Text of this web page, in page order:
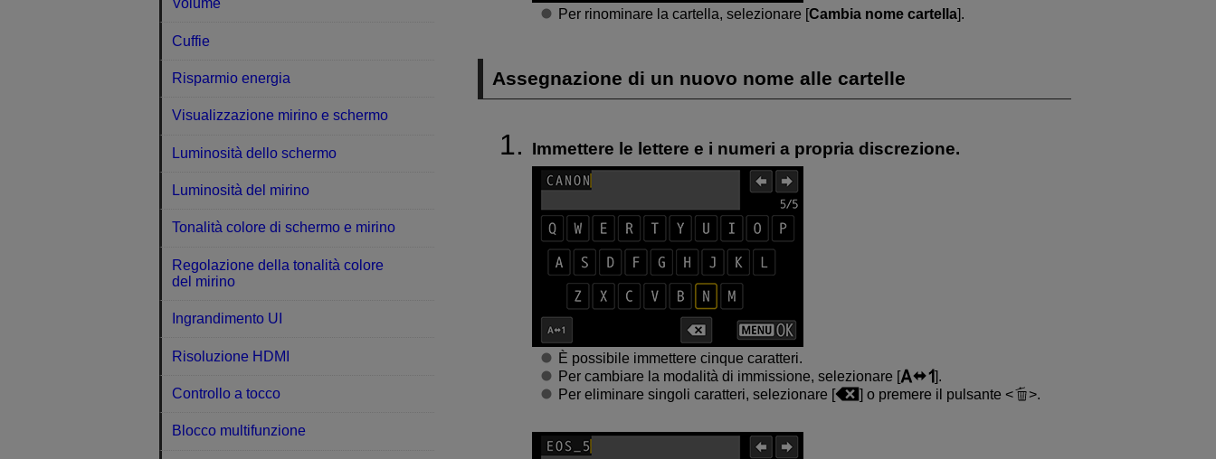
Per rinominare la cartella, selezionare [Cambia nome cartella].
Assegnazione di un nuovo nome alle cartelle
Immettere le lettere e i numeri a propria discrezione.
È possibile immettere cinque caratteri.
Per cambiare la modalità di immissione, selezionare [
].
Per eliminare singoli caratteri, selezionare [
] o premere il pulsante .
Volume
Cuffie
Risparmio energia
Visualizzazione mirino e schermo
Luminosità dello schermo
Luminosità del mirino
Tonalità colore di schermo e mirino
Regolazione della tonalità colore
del mirino
Ingrandimento UI
Risoluzione HDMI
Controllo a tocco
Blocco multifunzione